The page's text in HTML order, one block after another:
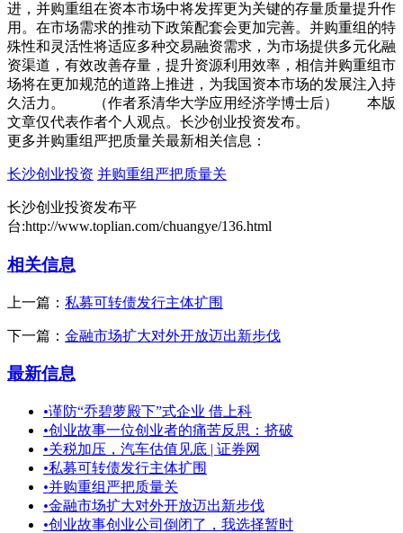
进，并购重组在资本市场中将发挥更为关键的存量质量提升作
用。在市场需求的推动下政策配套会更加完善。并购重组的特
殊性和灵活性将适应多种交易融资需求，为市场提供多元化融
资渠道，有效改善存量，提升资源利用效率，相信并购重组市
场将在更加规范的道路上推进，为我国资本市场的发展注入持
久活力。 （作者系清华大学应用经济学博士后） 本版
文章仅代表作者个人观点。长沙创业投资发布。
更多并购重组严把质量关最新相关信息：
长沙创业投资 并购重组严把质量关
长沙创业投资发布平
台:http://www.toplian.com/chuangye/136.html
相关信息
上一篇： 私募可转债发行主体扩围
下一篇： 金融市场扩大对外开放迈出新步伐
最新信息
•谨防“乔碧萝殿下”式企业 借上科
•创业故事一位创业者的痛苦反思：挤破
•关税加压，汽车估值见底 | 证券网
•私募可转债发行主体扩围
•并购重组严把质量关
•金融市场扩大对外开放迈出新步伐
•创业故事创业公司倒闭了，我选择暂时